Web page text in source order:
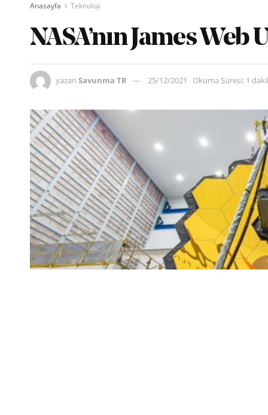
Anasayfa Teknoloji
NASA’nın James Web
yazan Savunma TR 25/12/2021 Okuma Süresi: 1